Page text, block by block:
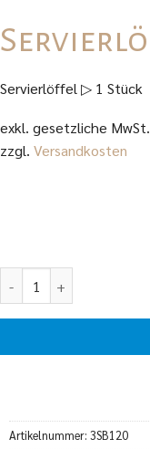
Servierlöffel ▷ 1 Stück
exkl. gesetzliche MwSt.
zzgl. Versandkosten
Artikelnummer: 3SB120